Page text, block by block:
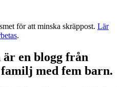
för att minska skräppost. Lär
.
en blogg från
med fem barn.